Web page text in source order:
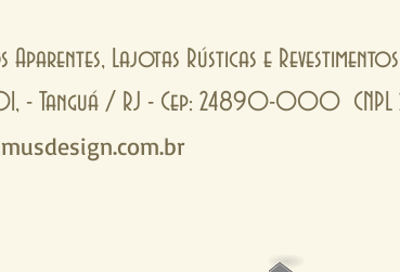
Aparentes, Lajotas Rústicas e
- Tanguá / RJ - Cep: 24890-000